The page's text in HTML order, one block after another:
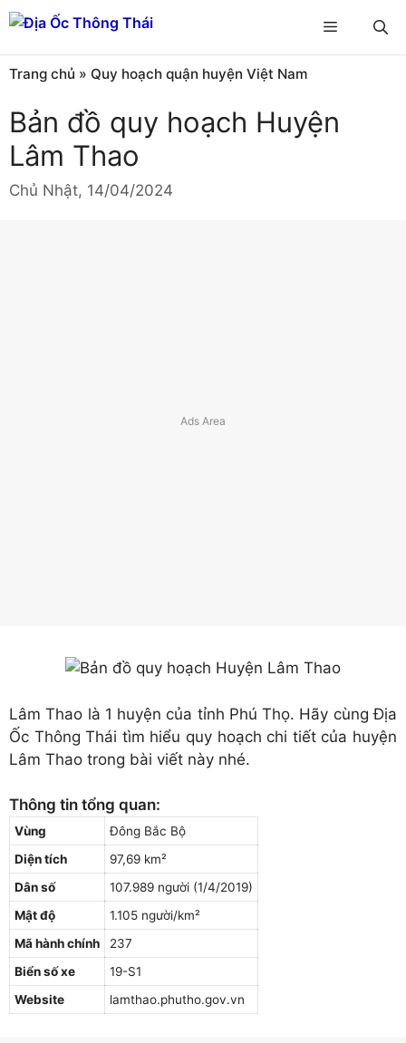
Chuyển
đến
nội
dung
Menu
Trang chủ » Quy hoạch quận huyện Việt Nam
Bản đồ quy hoạch Huyện
Lâm Thao
Chủ Nhật, 14/04/2024
Lâm Thao là 1 huyện của tỉnh Phú Thọ. Hãy cùng Địa
Ốc Thông Thái tìm hiểu quy hoạch chi tiết của huyện
Lâm Thao trong bài viết này nhé.
Thông tin tổng quan:
Vùng
Đông Bắc Bộ
Diện tích
97,69 km²
Dân số
107.989 người (1/4/2019)
Mật độ
1.105 người/km²
Mã hành chính
237
Biển số xe
19-S1
Website
lamthao.phutho.gov.vn